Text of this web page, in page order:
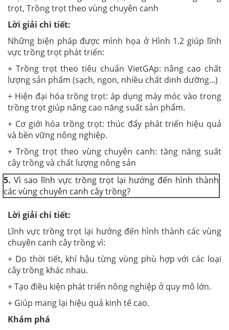
trọt, Trồng trọt theo vùng chuyên canh
Lời giải chi tiết:
Những biện pháp được mình họa ở Hình 1.2 giúp lĩnh
vực trồng trọt phát triển:
+ Trồng trọt theo tiêu chuẩn VietGAp: nâng cao chất
lượng sản phẩm (sạch, ngon, nhiều chất dinh dưỡng...)
+ Hiện đại hóa trồng trọt: áp dụng máy móc vào trong
trồng trọt giúp nâng cao năng suất sản phẩm.
+ Cơ giới hóa trồng trọt: thúc đẩy phát triển hiệu quả
và bền vững nông nghiệp.
+ Trồng trọt theo vùng chuyên canh: tăng năng suất
cây trồng và chất lượng nông sản
5. Vì sao lĩnh vực trồng trọt lại hướng đến hình thành
các vùng chuyên canh cây trồng?
Lời giải chi tiết:
Lĩnh vực trồng trọt lại hướng đến hình thành các vùng
chuyên canh cây trồng vì:
+ Do thời tiết, khí hậu từng vùng phù hợp với các loại
cây trồng khác nhau.
+ Tạo điều kiện phát triển nông nghiệp ở quy mô lớn.
+ Giúp mang lại hiệu quả kinh tế cao.
Khám phá